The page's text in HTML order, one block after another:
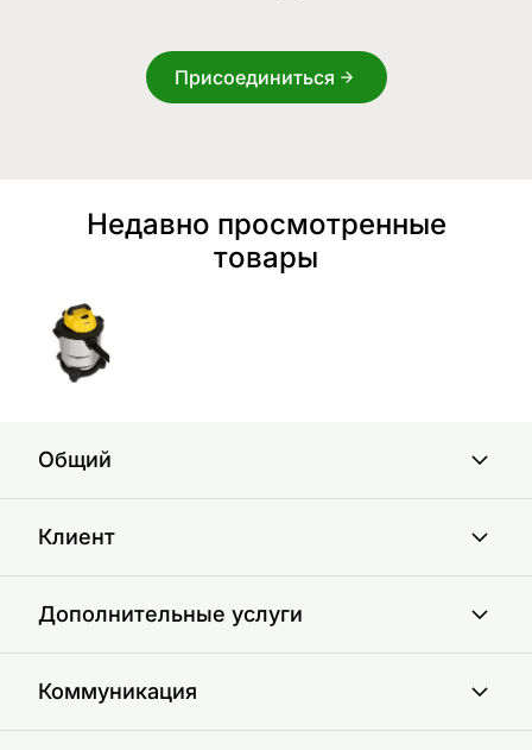
Присоединиться
Недавно просмотренные
товары
Общий
Клиент
Дополнительные услуги
Коммуникация